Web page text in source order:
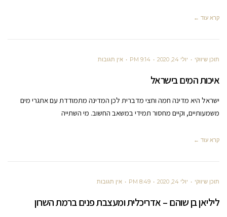
קרא עוד ←
תוכן שיווקי יולי 24, 2020 9:14 PM אין תגובות
איכות המים בישראל
ישראל היא מדינה חמה וחצי מדברית לכן המדינה מתמודדת עם אתגרי מים
משמעותיים, וקיים מחסור תמידי במשאב החשוב. מי השתייה
קרא עוד ←
תוכן שיווקי יולי 24, 2020 8:49 PM אין תגובות
ליליאן בן שוהם – אדריכלית ומעצבת פנים ברמת השרון